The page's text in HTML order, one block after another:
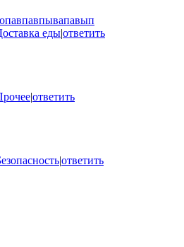
еды|ответить
|ответить
|ответить